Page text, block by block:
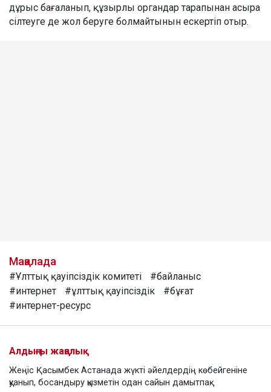
дұрыс бағаланып, құзырлы органдар тарапынан асыра
сілтеуге де жол беруге болмайтынын ескертіп отыр.
Мақалада
#Ұлттық қауіпсіздік комитеті
#байланыс
#интернет
#ұлттық қауіпсіздік
#бұғат
#интернет-ресурс
Алдыңғы жаңалық
Жеңіс Қасымбек Астанада жүкті әйелдердің көбейгеніне
қуанып, босандыру қызметін одан сайын дамытпақ